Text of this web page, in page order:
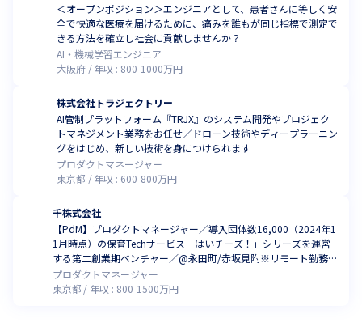
＜オープンポジション＞エンジニアとして、患者さんに等しく安
全で快適な医療を届けるために、痛みを誰もが同じ指標で測定で
きる方法を確立し社会に貢献しませんか？
AI・機械学習エンジニア
大阪府
年収 : 800-1000万円
株式会社トラジェクトリー
AI管制プラットフォーム『TRJX』のシステム開発やプロジェク
トマネジメント業務をお任せ／ドローン技術やディープラーニン
グをはじめ、新しい技術を身につけられます
プロダクトマネージャー
東京都
年収 : 600-800万円
千株式会社
【PdM】プロダクトマネージャー／導入団体数16,000（2024年1
1月時点）の保育Techサービス「はいチーズ！」シリーズを運営
する第二創業期ベンチャー／@永田町/赤坂見附※リモート勤務メ
イン
プロダクトマネージャー
東京都
年収 : 800-1500万円